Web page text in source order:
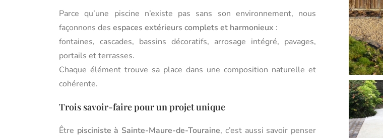
Parce qu’une piscine n’existe pas sans son environnement, nous
façonnons des espaces extérieurs complets et harmonieux :
fontaines, cascades, bassins décoratifs, arrosage intégré, pavages,
portails et terrasses.
Chaque élément trouve sa place dans une composition naturelle et
cohérente.
Trois savoir-faire pour un projet unique
Être pisciniste à Sainte-Maure-de-Touraine, c’est aussi savoir penser